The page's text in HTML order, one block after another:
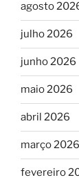
agosto
julho 2026
junho 2026
maio 2026
abril 2026
março 2026
fevereiro